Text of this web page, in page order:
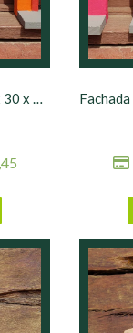
Fachada do Cariri – nº 5 – 25 x 30 x 10 cm